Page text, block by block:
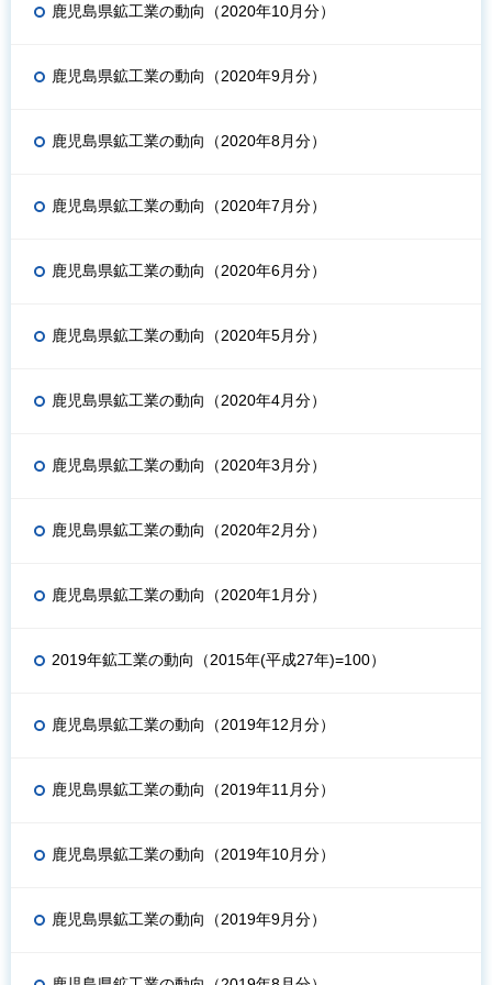
鹿児島県鉱工業の動向（2020年10月分）
鹿児島県鉱工業の動向（2020年9月分）
鹿児島県鉱工業の動向（2020年8月分）
鹿児島県鉱工業の動向（2020年7月分）
鹿児島県鉱工業の動向（2020年6月分）
鹿児島県鉱工業の動向（2020年5月分）
鹿児島県鉱工業の動向（2020年4月分）
鹿児島県鉱工業の動向（2020年3月分）
鹿児島県鉱工業の動向（2020年2月分）
鹿児島県鉱工業の動向（2020年1月分）
2019年鉱工業の動向（2015年(平成27年)=100）
鹿児島県鉱工業の動向（2019年12月分）
鹿児島県鉱工業の動向（2019年11月分）
鹿児島県鉱工業の動向（2019年10月分）
鹿児島県鉱工業の動向（2019年9月分）